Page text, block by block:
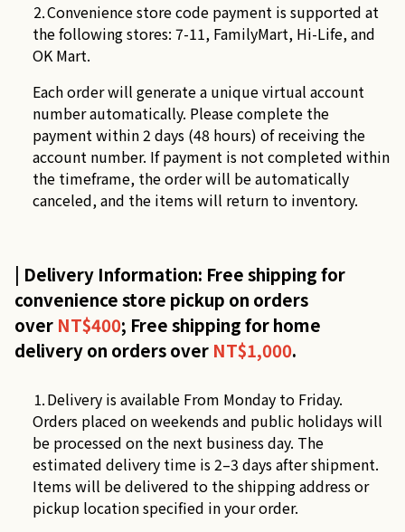
⒉Convenience store code payment is supported at
the following stores: 7-11, FamilyMart, Hi-Life, and
OK Mart.
Each order will generate a unique virtual account
number automatically. Please complete the
payment within 2 days (48 hours) of receiving the
account number. If payment is not completed within
the timeframe, the order will be automatically
canceled, and the items will return to inventory.
| Delivery Information: Free shipping for
convenience store pickup on orders
over NT$400; Free shipping for home
delivery on orders over NT$1,000.
⒈Delivery is available From Monday to Friday.
Orders placed on weekends and public holidays will
be processed on the next business day. The
estimated delivery time is 2–3 days after shipment.
Items will be delivered to the shipping address or
pickup location specified in your order.